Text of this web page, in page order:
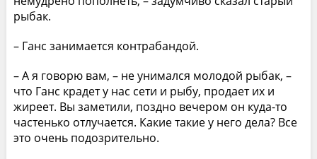
рыбак.
– Ганс занимается контрабандой.
– А я говорю вам, – не унимался молодой рыбак, –
что Ганс крадет у нас сети и рыбу, продает их и
жиреет. Вы заметили, поздно вечером он куда-то
частенько отлучается. Какие такие у него дела? Все
это очень подозрительно.